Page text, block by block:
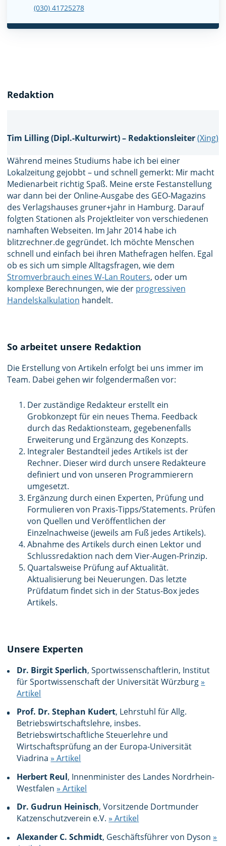
(030) 41725278
Redaktion
Tim Lilling (Dipl.-Kulturwirt) – Redaktionsleiter(Xing)
Während meines Studiums habe ich bei einer
Lokalzeitung gejobbt – und schnell gemerkt: Mir macht
Medienarbeit richtig Spaß. Meine erste Festanstellung
war dann bei der Online-Ausgabe des GEO-Magazins
des Verlagshauses gruner+jahr in Hamburg. Darauf
folgten Stationen als Projektleiter von verschiedenen
namhaften Webseiten. Im Jahr 2014 habe ich
blitzrechner.de gegründet. Ich möchte Menschen
schnell und einfach bei ihren Mathefragen helfen. Egal
ob es sich um simple Alltagsfragen, wie dem
Stromverbrauch eines W-Lan Routers, oder um
komplexe Berechnungen, wie der progressiven
Handelskalkulation handelt.
So arbeitet unsere Redaktion
Die Erstellung von Artikeln erfolgt bei uns immer im
Team. Dabei gehen wir folgendermaßen vor:
Der zuständige Redakteur erstellt ein
Grobkonzept für ein neues Thema. Feedback
durch das Redaktionsteam, gegebenenfalls
Erweiterung und Ergänzung des Konzepts.
Integraler Bestandteil jedes Artikels ist der
Rechner. Dieser wird durch unsere Redakteure
definiert und von unseren Programmierern
umgesetzt.
Ergänzung durch einen Experten, Prüfung und
Formulieren von Praxis-Tipps/Statements. Prüfen
von Quellen und Veröffentlichen der
Einzelnachweise (jeweils am Fuß jedes Artikels).
Abnahme des Artikels durch einen Lektor und
Schlussredaktion nach dem Vier-Augen-Prinzip.
Quartalsweise Prüfung auf Aktualität.
Aktualisierung bei Neuerungen. Das letzte
Prüfdatum findet sich in der Status-Box jedes
Artikels.
Unsere Experten
Dr. Birgit Sperlich, Sportwissenschaftlerin, Institut
für Sportwissenschaft der Universität Würzburg»
Artikel
Prof. Dr. Stephan Kudert, Lehrstuhl für Allg.
Betriebswirtschaftslehre, insbes.
Betriebswirtschaftliche Steuerlehre und
Wirtschaftsprüfung an der Europa-Universität
Viadrina» Artikel
Herbert Reul, Innenminister des Landes Nordrhein-
Westfalen» Artikel
Dr. Gudrun Heinisch, Vorsitzende Dortmunder
Katzenschutzverein e.V.» Artikel
Alexander C. Schmidt, Geschäftsführer von Dyson»